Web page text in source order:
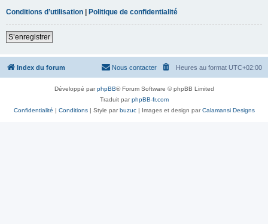
Conditions d’utilisation | Politique de confidentialité
S’enregistrer
Index du forum Heures au format UTC+02:00
Nous contacter
Développé parphpBB® Forum Software © phpBB Limited
Traduit parphpBB-fr.com
Confidentialité | Conditions| Style parbuzuc| Images et design parCalamansi Designs